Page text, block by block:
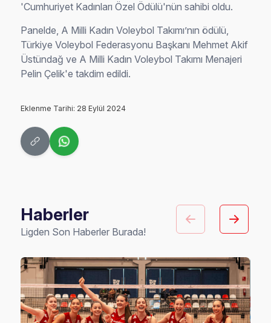
'Cumhuriyet Kadınları Özel Ödülü'nün sahibi oldu.
Panelde, A Milli Kadın Voleybol Takımı’nın ödülü,
Türkiye Voleybol Federasyonu Başkanı Mehmet Akif
Üstündağ ve A Milli Kadın Voleybol Takımı Menajeri
Pelin Çelik'e takdim edildi.
Eklenme Tarihi: 28 Eylül 2024
Haberler
Ligden Son Haberler Burada!